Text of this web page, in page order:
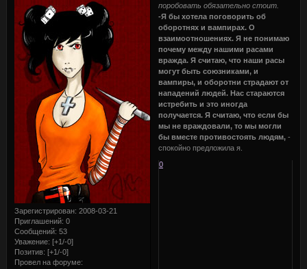
Зарегистрирован: 2008-03-21
Приглашений: 0
Сообщений: 53
Уважение: [+1/-0]
Позитив: [+1/-0]
Провел на форуме:
поробовать обязательно стоит.
-Я бы хотела поговорить об
оборотнях и вампирах. О
взаимоотношениях. Я не понимаю
почему между нашими расами
вражда. Я считаю, что наши расы
могут быть союзниками, и
вампиры, и оборотни страдают от
нападений людей. Нас стараются
истребить и это иногда
получается. Я считаю, что если бы
мы не враждовали, то мы могли
бы вместе противостоять людям,-
спокойно предложила я.
0